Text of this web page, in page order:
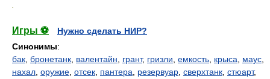
Игры ⚽
Нужно сделать НИР?
Синонимы:
бак бронетанк валентайн грант, гризли емкость крыса маус
нахал оружие отсек пантера резервуар сверхтанк стюарт,